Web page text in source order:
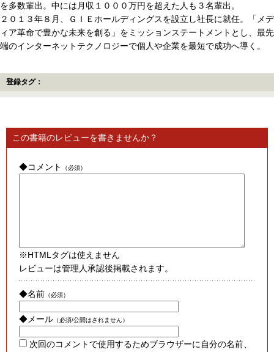
を多数輩出。中には月収１０００万円を超えた人も３名輩出。
２０１３年８月、ＧＩＥホールディングスを設立し社長に就任。「メデ
ィア革命で豊かな未来を創る」をミッションステートメントとし、最先
端のインターネットテクノロジーで個人や企業を最短で成功へ導く。
登録タグ：
この書籍のレビューを書きませんか？
◆コメント （必須）
※HTMLタグは使えません
レビューは管理人承認後掲載されます。
◆名前 （必須）
◆メール （必須/公開はされません）
次回のコメントで使用するためブラウザーに自分の名前、